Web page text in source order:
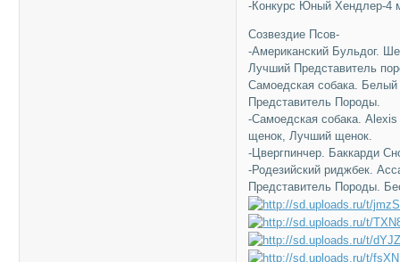
-Конкурс Юный Хендлер-4
Созвездие Псов-
-Американский Бульдог.
Лучший Представитель
Самоедская собака.
Представитель Породы.
-Самоедская собака.
щенок, Лучший щенок.
-Цвергпинчер. Баккарди
-Родезийский риджбек.
Представитель Породы.